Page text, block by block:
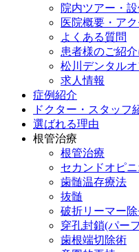
院内ツアー・
医院概要・ア
よくある質問
患者様のご紹
松川デンタル
求人情報
症例紹介
ドクター・スタッフ
選ばれる理由
根管治療
根管治療
セカンドオピ
歯髄温存療法
抜髄
破折リーマー
穿孔封鎖(パー
歯根端切除術